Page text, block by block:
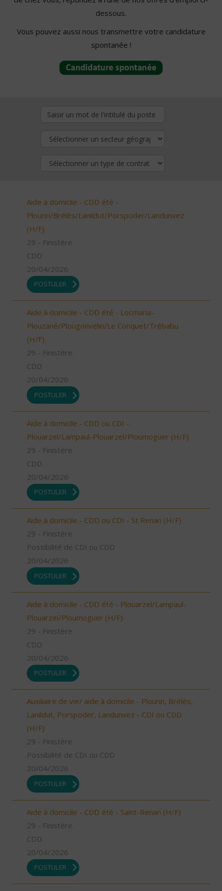
dessous.
Vous pouvez aussi nous transmettre votre candidature
spontanée !
Aide à domicile - CDD été -
Plourin/Brélès/Lanildut/Porspoder/Landunvez
(H/F)
29 - Finistère
CDD
20/04/2026
POSTULER
Aide à domicile - CDD été - Locmaria-
Plouzané/Plougonvelin/Le Conquet/Trébabu
(H/F)
29 - Finistère
CDD
20/04/2026
POSTULER
Aide à domicile - CDD ou CDI -
Plouarzel/Lampaul-Plouarzel/Ploumoguer (H/F)
29 - Finistère
CDD
20/04/2026
POSTULER
Aide à domicile - CDD ou CDI - St Renan (H/F)
29 - Finistère
Possibilité de CDI ou CDD
20/04/2026
POSTULER
Aide à domicile - CDD été - Plouarzel/Lampaul-
Plouarzel/Ploumoguer (H/F)
29 - Finistère
CDD
20/04/2026
POSTULER
Auxiliaire de vie/ aide à domicile - Plourin, Brélès,
Lanildut, Porspoder, Landunvez - CDI ou CDD
(H/F)
29 - Finistère
Possibilité de CDI ou CDD
20/04/2026
POSTULER
Aide à domicile - CDD été - Saint-Renan (H/F)
29 - Finistère
CDD
20/04/2026
POSTULER